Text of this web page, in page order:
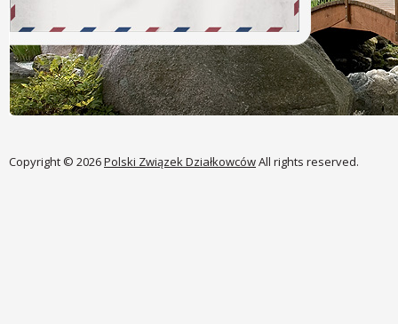
Copyright © 2026Polski Związek DziałkowcówAll rights reserved.